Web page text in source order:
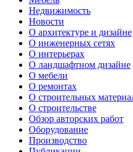
Недвижимость
Новости
О архитектуре и дизайне
О инженерных сетях
О интерьерах
О ландшафтном дизайне
О мебели
О ремонтах
О строительных
О строительстве
Обзор авторских работ
Оборудование
Производство